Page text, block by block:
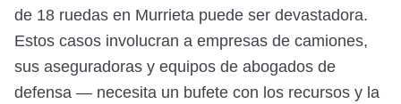
de 18 ruedas en Murrieta puede ser devastadora.
Estos casos involucran a empresas de camiones,
sus aseguradoras y equipos de abogados de
defensa — necesita un bufete con los recursos y la